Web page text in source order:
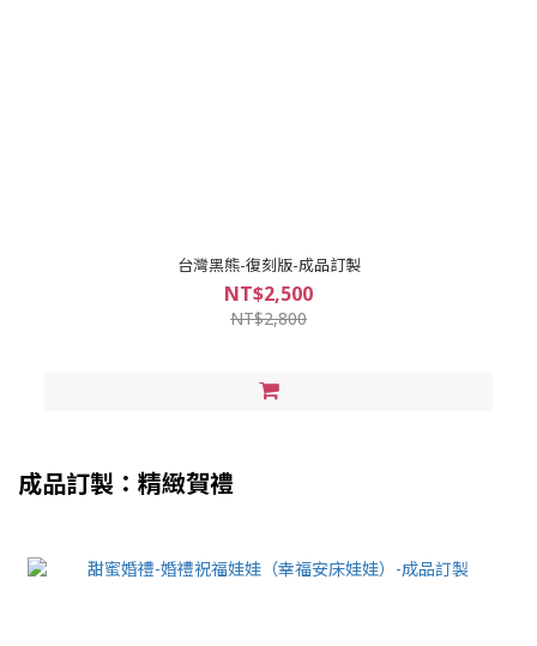
台灣黑熊-復刻版-成品訂製
NT$2,500
NT$2,800
成品訂製：精緻賀禮